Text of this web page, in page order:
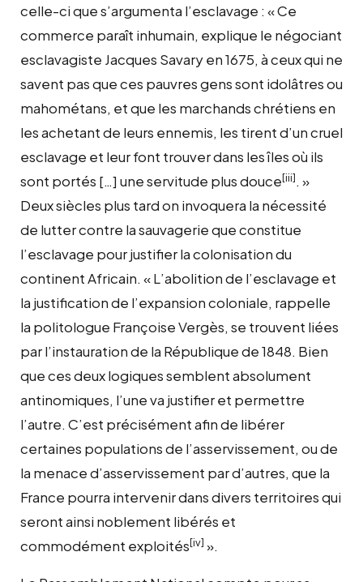
celle-ci que s’argumenta l’esclavage : « Ce
commerce paraît inhumain, explique le négociant
esclavagiste Jacques Savary en 1675, à ceux qui ne
savent pas que ces pauvres gens sont idolâtres ou
mahométans, et que les marchands chrétiens en
les achetant de leurs ennemis, les tirent d’un cruel
esclavage et leur font trouver dans les îles où ils
sont portés […] une servitude plus douce[iii]. »
Deux siècles plus tard on invoquera la nécessité
de lutter contre la sauvagerie que constitue
l’esclavage pour justifier la colonisation du
continent Africain. « L’abolition de l’esclavage et
la justification de l’expansion coloniale, rappelle
la politologue Françoise Vergès, se trouvent liées
par l’instauration de la République de 1848. Bien
que ces deux logiques semblent absolument
antinomiques, l’une va justifier et permettre
l’autre. C’est précisément afin de libérer
certaines populations de l’asservissement, ou de
la menace d’asservissement par d’autres, que la
France pourra intervenir dans divers territoires qui
seront ainsi noblement libérés et
commodément exploités[iv] ».